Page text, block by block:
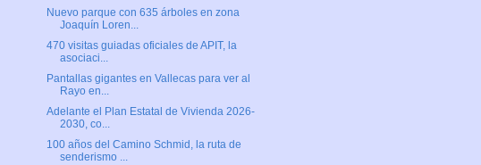
Nuevo parque con 635 árboles en zona
Joaquín Loren...
470 visitas guiadas oficiales de APIT, la
asociaci...
Pantallas gigantes en Vallecas para ver al
Rayo en...
Adelante el Plan Estatal de Vivienda 2026-
2030, co...
100 años del Camino Schmid, la ruta de
senderismo ...